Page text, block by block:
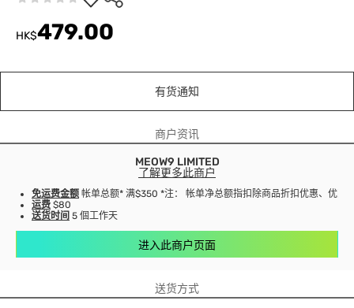
HK$479.00
有货通知
商户资讯
MEOW9 LIMITED
了解更多此商户
免运费金额 帐单总额* 满$350 *注： 帐单净总额指扣除商品折扣优惠、优惠
运费 $80
送货时间 5 個工作天
进入此商户页面
送货方式